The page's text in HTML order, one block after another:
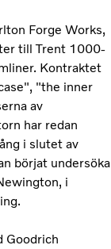
Forge Works,
till Trent 1000-
Kontraktet
"the inner
av
har redan
i slutet av
börjat undersöka
i
Goodrich